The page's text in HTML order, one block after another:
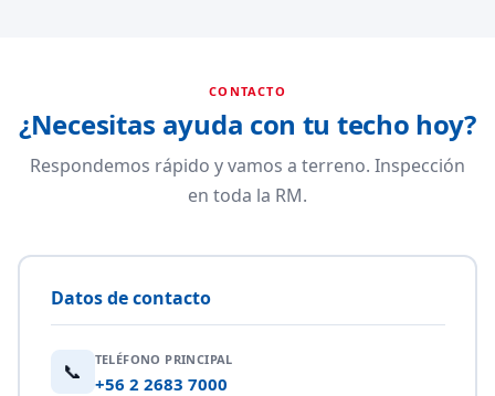
CONTACTO
¿Necesitas ayuda con tu techo hoy?
Respondemos rápido y vamos a terreno. Inspección
en toda la RM.
Datos de contacto
📞 TELÉFONO PRINCIPAL
+56 2 2683 7000